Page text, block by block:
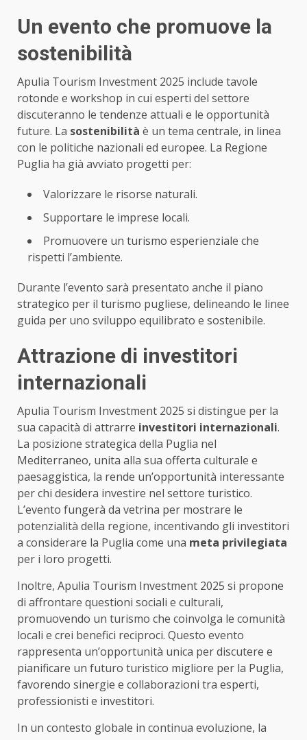
Un evento che promuove la
sostenibilità
Apulia Tourism Investment 2025 include tavole
rotonde e workshop in cui esperti del settore
discuteranno le tendenze attuali e le opportunità
future. La sostenibilità è un tema centrale, in linea
con le politiche nazionali ed europee. La Regione
Puglia ha già avviato progetti per:
Valorizzare le risorse naturali.
Supportare le imprese locali.
Promuovere un turismo esperienziale che
rispetti l’ambiente.
Durante l’evento sarà presentato anche il piano
strategico per il turismo pugliese, delineando le linee
guida per uno sviluppo equilibrato e sostenibile.
Attrazione di investitori
internazionali
Apulia Tourism Investment 2025 si distingue per la
sua capacità di attrarre investitori internazionali.
La posizione strategica della Puglia nel
Mediterraneo, unita alla sua offerta culturale e
paesaggistica, la rende un’opportunità interessante
per chi desidera investire nel settore turistico.
L’evento fungerà da vetrina per mostrare le
potenzialità della regione, incentivando gli investitori
a considerare la Puglia come una meta privilegiata
per i loro progetti.
Inoltre, Apulia Tourism Investment 2025 si propone
di affrontare questioni sociali e culturali,
promuovendo un turismo che coinvolga le comunità
locali e crei benefici reciproci. Questo evento
rappresenta un’opportunità unica per discutere e
pianificare un futuro turistico migliore per la Puglia,
favorendo sinergie e collaborazioni tra esperti,
professionisti e investitori.
In un contesto globale in continua evoluzione, la